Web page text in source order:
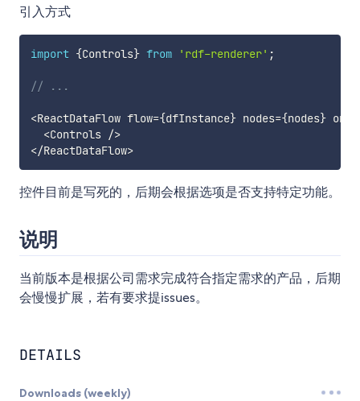
引入方式
import {Controls} from 'rdf-renderer' ;
// ...
<ReactDataFlow flow={dfInstance} nodes={nodes}
<Controls />
</ReactDataFlow>
控件目前是写死的，后期会根据选项是否支持特定功能。
说明
当前版本是根据公司需求完成符合指定需求的产品，后期
会慢慢扩展，若有要求提issues。
DETAILS
Downloads (weekly)